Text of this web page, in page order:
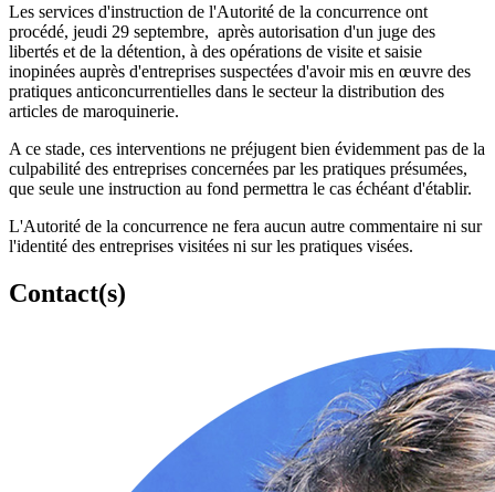
Les services d'instruction de l'Autorité de la concurrence ont
procédé, jeudi 29 septembre, après autorisation d'un juge des
libertés et de la détention, à des opérations de visite et saisie
inopinées auprès d'entreprises suspectées d'avoir mis en œuvre des
pratiques anticoncurrentielles dans le secteur la distribution des
articles de maroquinerie.
A ce stade, ces interventions ne préjugent bien évidemment pas de la
culpabilité des entreprises concernées par les pratiques présumées,
que seule une instruction au fond permettra le cas échéant d'établir.
L'Autorité de la concurrence ne fera aucun autre commentaire ni sur
l'identité des entreprises visitées ni sur les pratiques visées.
Contact(s)